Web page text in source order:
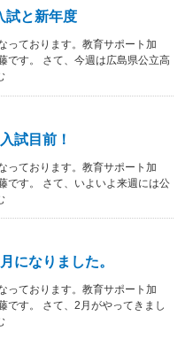
と新年度
っております。教育サポート加
です。 さて、今週は広島県公立高
試目前！
っております。教育サポート加
です。 さて、いよいよ来週には公
になりました。
っております。教育サポート加
です。 さて、2月がやってきまし